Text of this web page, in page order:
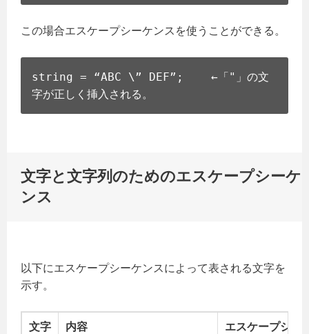
この場合エスケープシーケンスを使うことができる。
string = “ABC \” DEF”; ←「"」の文
字が正しく挿入される。
文字と文字列のためのエスケープシーケ
ンス
以下にエスケープシーケンスによって表される文字を
示す。
文字 内容 エスケープシー